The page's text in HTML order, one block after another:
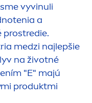
vyvinuli
a
medzi najlepšie
na životné
"E" majú
produktmi